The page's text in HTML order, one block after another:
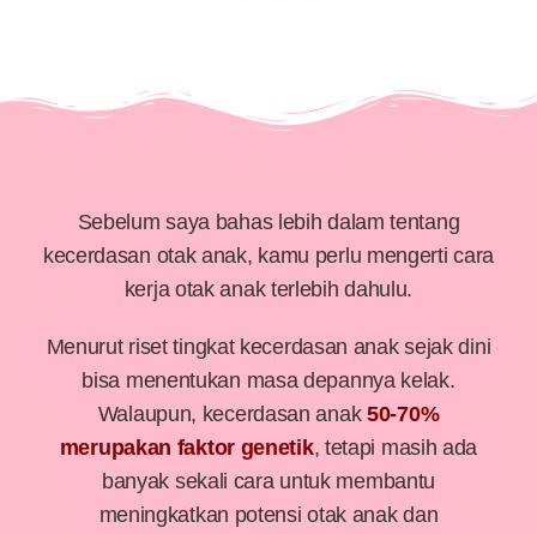
Sebelum saya bahas lebih dalam tentang
kecerdasan otak anak, kamu perlu mengerti cara
kerja otak anak terlebih dahulu.
Menurut riset tingkat kecerdasan anak sejak dini
bisa menentukan masa depannya kelak.
Walaupun, kecerdasan anak 50-70%
merupakan faktor genetik, tetapi masih ada
banyak sekali cara untuk membantu
meningkatkan potensi otak anak dan